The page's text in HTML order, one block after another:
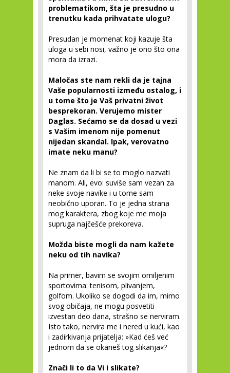
problematikom, šta je presudno u
trenutku kada prihvatate ulogu?
Presudan je momenat koji kazuje šta
uloga u sebi nosi, važno je ono što ona
mora da izrazi.
Maločas ste nam rekli da je tajna
Vaše popularnosti između ostalog, i
u tome što je Vaš privatni život
besprekoran. Verujemo mister
Daglas. Sećamo se da dosad u vezi
s Vašim imenom nije pomenut
nijedan skandal. Ipak, verovatno
imate neku manu?
Ne znam da li bi se to moglo nazvati
manom. Ali, evo: suviše sam vezan za
neke svoje navike i u tome sam
neobično uporan. To je jedna strana
mog karaktera, zbog koje me moja
supruga najčešće prekoreva.
Možda biste mogli da nam kažete
neku od tih navika?
Na primer, bavim se svojim omiljenim
sportovima: tenisom, plivanjem,
golfom. Ukoliko se dogodi da im, mimo
svog običaja, ne mogu posvetiti
izvestan deo dana, strašno se nerviram.
Isto tako, nervira me i nered u kući, kao
i zadirkivanja prijatelja: »Kad ćeš već
jednom da se okaneš tog slikanja«?
Znači li to da Vi i slikate?